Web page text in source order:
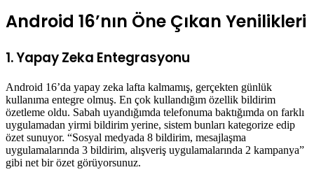
Android 16’nın Öne Çıkan Yenilikleri
1. Yapay Zeka Entegrasyonu
Android 16’da yapay zeka lafta kalmamış, gerçekten günlük
kullanıma entegre olmuş. En çok kullandığım özellik bildirim
özetleme oldu. Sabah uyandığımda telefonuma baktığımda on farklı
uygulamadan yirmi bildirim yerine, sistem bunları kategorize edip
özet sunuyor. “Sosyal medyada 8 bildirim, mesajlaşma
uygulamalarında 3 bildirim, alışveriş uygulamalarında 2 kampanya”
gibi net bir özet görüyorsunuz.